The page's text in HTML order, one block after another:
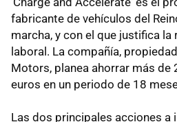
fabricante de vehículos del
marcha, y con el que justifica
laboral. La compañía,
Motors, planea ahorrar más de
euros en un periodo de 18
Las dos principales acciones a